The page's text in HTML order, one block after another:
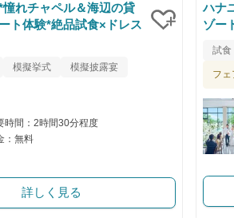
れチャペル＆海辺の貸
ト体験*絶品試食×ドレス
模擬挙式 模擬披露宴
時間：2時間30分程度
：無料
詳しく見る
ハナ
ゾー
試食
フェ